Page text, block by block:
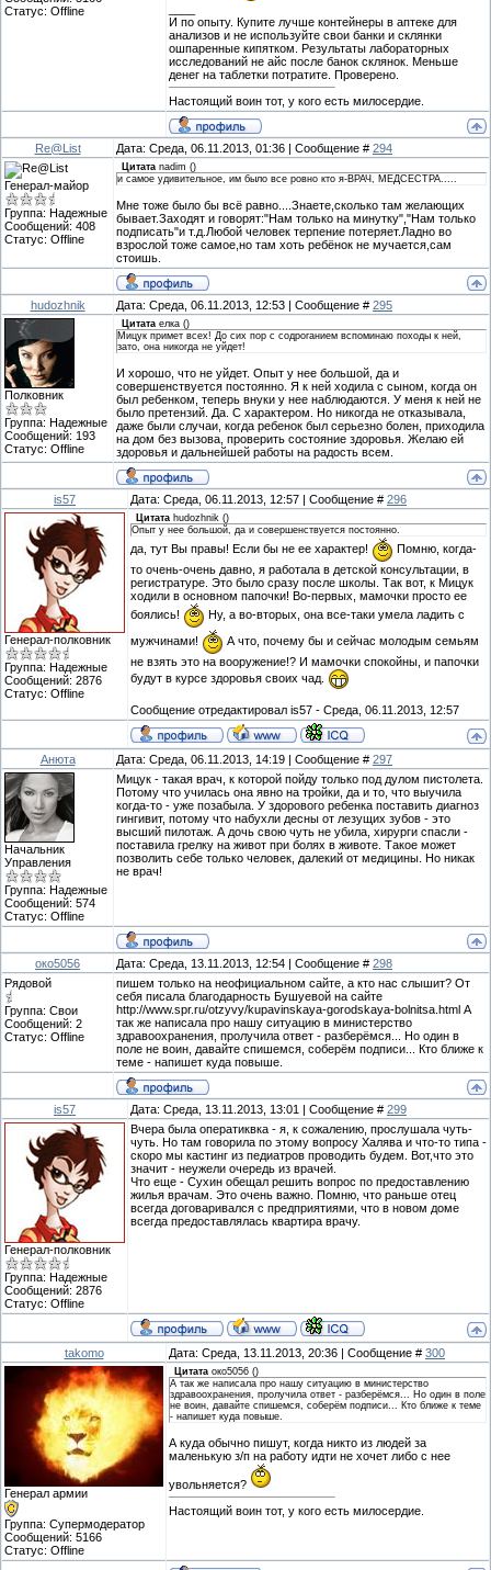
Статус: Offline
И по опыту. Купите лучше контейнеры в аптеке для
анализов и не используйте свои банки и склянки
ошпаренные кипятком. Результаты лабораторных
исследований не айс после банок склянок. Меньше
денег на таблетки потратите. Проверено.
Настоящий воин тот, у кого есть милосердие.
Re@List Дата: Среда, 06.11.2013, 01:36 | Сообщение # 294
Генерал-майор
Группа: Надежные
Сообщений: 408
Статус: Offline
Цитата nadim ()
и самое удивительное, им было все ровно кто я-ВРАЧ, МЕДСЕСТРА.....
Мне тоже было бы всё равно....Знаете,сколько там желающих
бывает.Заходят и говорят:"Нам только на минутку","Нам только
подписать"и т.д.Любой человек терпение потеряет.Ладно во
взрослой тоже самое,но там хоть ребёнок не мучается,сам
стоишь.
hudozhnik Дата: Среда, 06.11.2013, 12:53 | Сообщение # 295
Полковник
Группа: Надежные
Сообщений: 193
Статус: Offline
Цитата елка ()
Мицук примет всех! До сих пор с содроганием вспоминаю походы к ней,
зато, она никогда не уйдет!
И хорошо, что не уйдет. Опыт у нее большой, да и
совершенствуется постоянно. Я к ней ходила с сыном, когда он
был ребенком, теперь внуки у нее наблюдаются. У меня к ней не
было претензий. Да. С характером. Но никогда не отказывала,
даже были случаи, когда ребенок был серьезно болен, приходила
на дом без вызова, проверить состояние здоровья. Желаю ей
здоровья и дальнейшей работы на радость всем.
is57 Дата: Среда, 06.11.2013, 12:57 | Сообщение # 296
Генерал-полковник
Группа: Надежные
Сообщений: 2876
Статус: Offline
Цитата hudozhnik ()
Опыт у нее большой, да и совершенствуется постоянно.
да, тут Вы правы! Если бы не ее характер!
Помню, когда-
то очень-очень давно, я работала в детской консультации, в
регистратуре. Это было сразу после школы. Так вот, к Мицук
ходили в основном папочки! Во-первых, мамочки просто ее
боялись!
Ну, а во-вторых, она все-таки умела ладить с
мужчинами!
А что, почему бы и сейчас молодым семьям
не взять это на вооружение!? И мамочки спокойны, и папочки
будут в курсе здоровья своих чад.
Сообщение отредактировал is57 - Среда, 06.11.2013, 12:57
Анюта Дата: Среда, 06.11.2013, 14:19 | Сообщение # 297
Начальник
Управления
Группа: Надежные
Сообщений: 574
Статус: Offline
Мицук - такая врач, к которой пойду только под дулом пистолета.
Потому что училась она явно на тройки, да и то, что выучила
когда-то - уже позабыла. У здорового ребенка поставить диагноз
гингивит, потому что набухли десны от лезущих зубов - это
высший пилотаж. А дочь свою чуть не убила, хирурги спасли -
поставила грелку на живот при болях в животе. Такое может
позволить себе только человек, далекий от медицины. Но никак
не врач!
око5056 Дата: Среда, 13.11.2013, 12:54 | Сообщение # 298
Рядовой
Группа: Свои
Сообщений: 2
Статус: Offline
пишем только на неофициальном сайте, а кто нас слышит? От
себя писала благодарность Бушуевой на сайте
http://www.spr.ru/otzyvy/kupavinskaya-gorodskaya-bolnitsa.html А
так же написала про нашу ситуацию в министерство
здравоохранения, пролучила ответ - разберёмся... Но один в
поле не воин, давайте спишемся, соберём подписи... Кто ближе к
теме - напишет куда повыше.
is57 Дата: Среда, 13.11.2013, 13:01 | Сообщение # 299
Генерал-полковник
Группа: Надежные
Сообщений: 2876
Статус: Offline
Вчера была оператиквка - я, к сожалению, прослушала чуть-
чуть. Но там говорила по этому вопросу Халява и что-то типа -
скоро мы кастинг из педиатров проводить будем. Вот,что это
значит - неужели очередь из врачей.
Что еще - Сухин обещал решить вопрос по предоставлению
жилья врачам. Это очень важно. Помню, что раньше отец
всегда договаривался с предприятиями, что в новом доме
всегда предоставлялась квартира врачу.
takomo Дата: Среда, 13.11.2013, 20:36 | Сообщение # 300
Генерал армии
Группа: Супермодератор
Сообщений: 5166
Статус: Offline
Цитата око5056 ()
А так же написала про нашу ситуацию в министерство
здравоохранения, пролучила ответ - разберёмся... Но один в поле
не воин, давайте спишемся, соберём подписи... Кто ближе к теме
- напишет куда повыше.
А куда обычно пишут, когда никто из людей за
маленькую з/п на работу идти не хочет либо с нее
увольняется?
Настоящий воин тот, у кого есть милосердие.